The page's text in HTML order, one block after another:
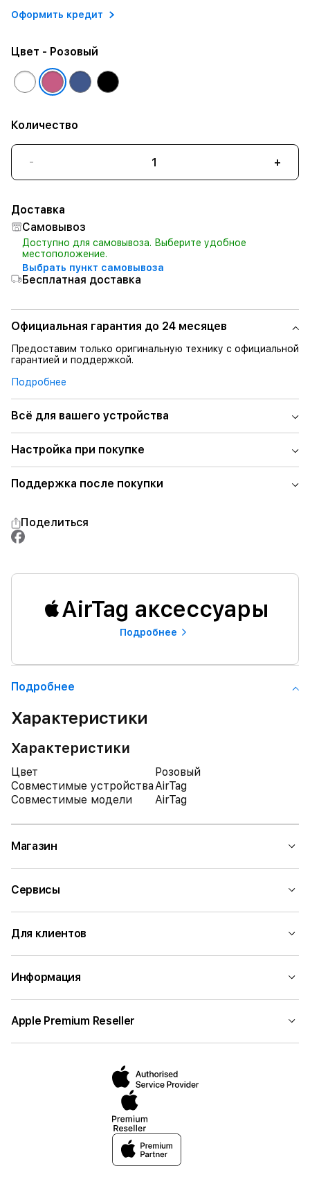
Оформить кредит
Цвет - Розовый
Количество
- +
Доставка
Самовывоз
Доступно для самовывоза. Выберите удобное
местоположение.
Выбрать пункт самовывоза
Бесплатная доставка
Официальная гарантия до 24 месяцев
Предоставим только оригинальную технику с официальной
гарантией и поддержкой.
Подробнее
Всё для вашего устройства
Настройка при покупке
Поддержка после покупки
Поделиться
AirTag аксессуары
Подробнее
Подробнее
Характеристики
Характеристики
Цвет
Розовый
Совместимые устройстваAirTag
Совместимые модели
AirTag
Магазин
Сервисы
Для клиентов
Информация
Apple Premium Reseller